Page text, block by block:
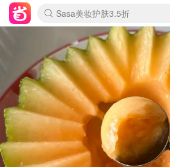
lululemon折扣上新
Sasa美妆护肤3.5折
SSENSE年中3折
FreshBeauty好价汇总
Cettire降价+叠9折
Farfetch折上8折
WWS Coles超市实拍
viagogo二手票捡漏
Myer清仓1折起
The Outnet奢牌1折起
David Jones 3折起
Flannels大牌1折
Perfumes Club护肤1折
AMIRO返校季6.2折
Oweek抽奖送Airpods
Amazon折扣汇总
eToro入金$200送$50
Amazon数码好物
ICONIC本周7.5折
ThedoubleF高奢地板价
Moose Knuckles 6折
丝芙兰5折起
EUFY官网3.7折起
Selenichast首饰2折
Trip机票酒店促销
YSL送5件彩妆礼
Amazon家居好物
BIGBANG巡演开票
David Jones时尚3折
Amazon美妆护肤
雅漾大喷$8
过敏原检测盒$33
伊索独家赠50ml沐浴露
科颜氏清仓3折
SEALIFE海洋馆门票6折
丝塔芙大白罐$16
订阅Newsletter送香薰
Cult Beauty 6.8折
Harrods圣诞日历2.3折
LN-CC奢牌私促3折
d'Alba空姐喷雾$16
EVE LOM套装逆天2折
Bernardelli独家4折
Adore Beauty 6折起
CT圣诞日历
Mytheresa奢品2.7折
Luxury Escapes 9折
Currentbody美容仪9折
卡诗9折+赠4件礼
MOON Garden Live
ALLSAINTS美衣3折
Roborock扫地机3.7折
Tingo Life水杯$24
Valentino官网5折
CR洗发护发6.3折